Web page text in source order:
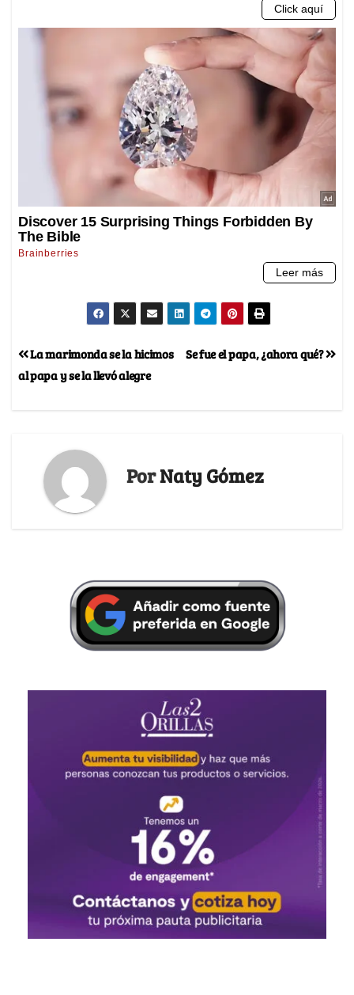
Se fue el papa, ¿ahora qué?
La marimonda se la hicimos
al papa y se la llevó alegre
PorNaty Gómez